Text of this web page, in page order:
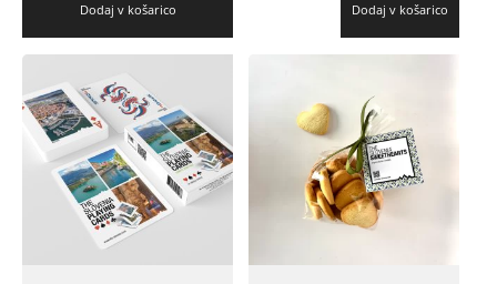
Dodaj v košarico Dodaj v košarico